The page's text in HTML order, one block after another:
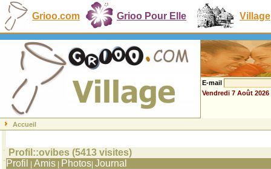
Grioo.com Grioo Pour Elle Village
E-mail
Vendredi 7 Août 2026
Accueil
Profil::ovibes (5413 visites)
Profil
Amis Photos Journal